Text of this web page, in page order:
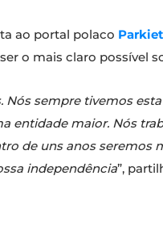
ao portal polaco Parkiet
o mais claro possível
Nós sempre tivemos
entidade maior. Nós
de uns anos seremos
independência”,